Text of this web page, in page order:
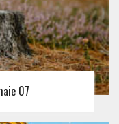
07